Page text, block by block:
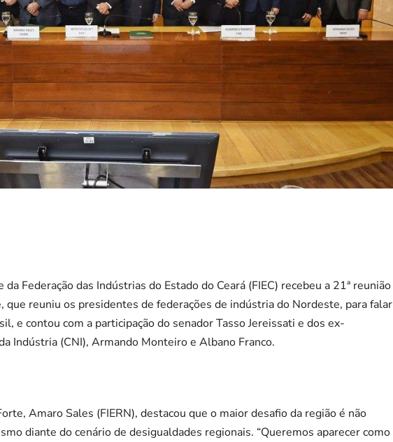
Federação das Indústrias do Estado do Ceará (FIEC) recebeu a 21ª reunião
que reuniu os presidentes de federações de indústria do Nordeste, para falar
e contou com a participação do senador Tasso Jereissati e dos ex-
Indústria (CNI), Armando Monteiro e Albano Franco.
Amaro Sales (FIERN), destacou que o maior desafio da região é não
diante do cenário de desigualdades regionais. “Queremos aparecer como